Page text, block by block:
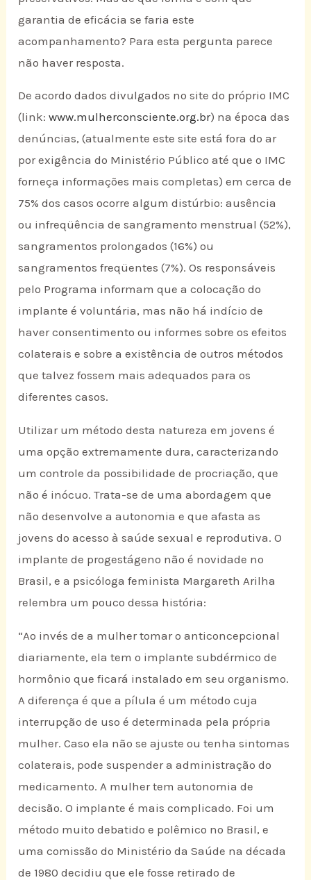
garantia de eficácia se faria este
acompanhamento? Para esta pergunta parece
não haver resposta.
De acordo dados divulgados no site do próprio IMC
(link:www.mulherconsciente.org.br) na época das
denúncias, (atualmente este site está fora do ar
por exigência do Ministério Público até que o IMC
forneça informações mais completas) em cerca de
75% dos casos ocorre algum distúrbio: ausência
ou infreqüência de sangramento menstrual (52%),
sangramentos prolongados (16%) ou
sangramentos freqüentes (7%). Os responsáveis
pelo Programa informam que a colocação do
implante é voluntária, mas não há indício de
haver consentimento ou informes sobre os efeitos
colaterais e sobre a existência de outros métodos
que talvez fossem mais adequados para os
diferentes casos.
Utilizar um método desta natureza em jovens é
uma opção extremamente dura, caracterizando
um controle da possibilidade de procriação, que
não é inócuo. Trata-se de uma abordagem que
não desenvolve a autonomia e que afasta as
jovens do acesso à saúde sexual e reprodutiva. O
implante de progestágeno não é novidade no
Brasil, e a psicóloga feminista Margareth Arilha
relembra um pouco dessa história:
“Ao invés de a mulher tomar o anticoncepcional
diariamente, ela tem o implante subdérmico de
hormônio que ficará instalado em seu organismo.
A diferença é que a pílula é um método cuja
interrupção de uso é determinada pela própria
mulher. Caso ela não se ajuste ou tenha sintomas
colaterais, pode suspender a administração do
medicamento. A mulher tem autonomia de
decisão. O implante é mais complicado. Foi um
método muito debatido e polêmico no Brasil, e
uma comissão do Ministério da Saúde na década
de 1980 decidiu que ele fosse retirado de